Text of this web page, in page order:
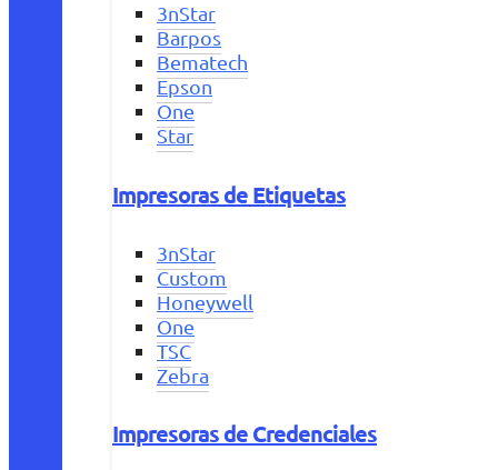
3nStar
Barpos
Bematech
Epson
One
Star
Impresoras de Etiquetas
3nStar
Custom
Honeywell
One
TSC
Zebra
Impresoras de Credenciales